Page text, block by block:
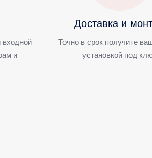
входной
и
Доставка и
Точно в срок получите
установкой под